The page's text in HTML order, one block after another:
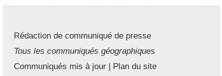
Rédaction de communiqué de presse
Tous les communiqués géographiques
Communiqués mis à jour | Plan du site